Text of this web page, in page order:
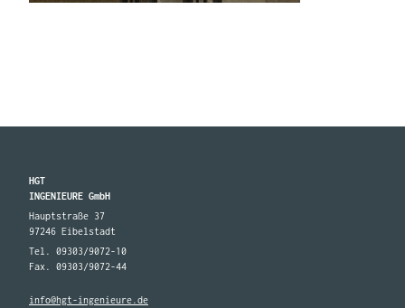
HGT
INGENIEURE GmbH
Hauptstraße 37
97246 Eibelstadt
Tel. 09303/9072-10
Fax. 09303/9072-44
info@hgt-ingenieure.de